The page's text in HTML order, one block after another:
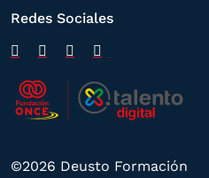
Redes Sociales
©2026 Deusto Formación